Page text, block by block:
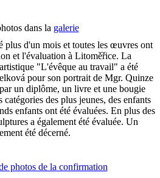
dans la galerie
plus d'un mois et toutes les œuvres ont
et l'évaluation à Litoměřice. La
"L'évêque au travail" a été
pour son portrait de Mgr. Quinze
un diplôme, un livre et une bougie
des plus jeunes, des enfants
enfants ont été évaluées. En plus des
a également été évaluée. Un
été décerné.
photos de la confirmation